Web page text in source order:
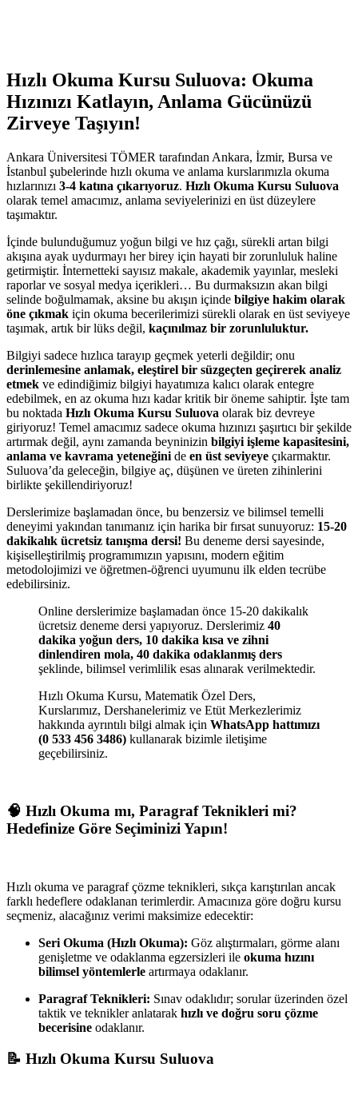
Hızlı Okuma Kursu Suluova: Okuma
Hızınızı Katlayın, Anlama Gücünüzü
Zirveye Taşıyın!
Ankara Üniversitesi TÖMER tarafından Ankara, İzmir, Bursa ve
İstanbul şubelerinde hızlı okuma ve anlama kurslarımızla okuma
hızlarınızı 3-4 katına çıkarıyoruz. Hızlı Okuma Kursu Suluova
olarak temel amacımız, anlama seviyelerinizi en üst düzeylere
taşımaktır.
İçinde bulunduğumuz yoğun bilgi ve hız çağı, sürekli artan bilgi
akışına ayak uydurmayı her birey için hayati bir zorunluluk haline
getirmiştir. İnternetteki sayısız makale, akademik yayınlar, mesleki
raporlar ve sosyal medya içerikleri… Bu durmaksızın akan bilgi
selinde boğulmamak, aksine bu akışın içinde bilgiye hakim olarak
öne çıkmak için okuma becerilerimizi sürekli olarak en üst seviyeye
taşımak, artık bir lüks değil, kaçınılmaz bir zorunluluktur.
Bilgiyi sadece hızlıca tarayıp geçmek yeterli değildir; onu
derinlemesine anlamak, eleştirel bir süzgeçten geçirerek analiz
etmek ve edindiğimiz bilgiyi hayatımıza kalıcı olarak entegre
edebilmek, en az okuma hızı kadar kritik bir öneme sahiptir. İşte tam
bu noktada Hızlı Okuma Kursu Suluova olarak biz devreye
giriyoruz! Temel amacımız sadece okuma hızınızı şaşırtıcı bir şekilde
artırmak değil, aynı zamanda beyninizin bilgiyi işleme kapasitesini,
anlama ve kavrama yeteneğini de en üst seviyeye çıkarmaktır.
Suluova’da geleceğin, bilgiye aç, düşünen ve üreten zihinlerini
birlikte şekillendiriyoruz!
Derslerimize başlamadan önce, bu benzersiz ve bilimsel temelli
deneyimi yakından tanımanız için harika bir fırsat sunuyoruz: 15-20
dakikalık ücretsiz tanışma dersi! Bu deneme dersi sayesinde,
kişiselleştirilmiş programımızın yapısını, modern eğitim
metodolojimizi ve öğretmen-öğrenci uyumunu ilk elden tecrübe
edebilirsiniz.
Online derslerimize başlamadan önce 15-20 dakikalık
ücretsiz deneme dersi yapıyoruz. Derslerimiz 40
dakika yoğun ders, 10 dakika kısa ve zihni
dinlendiren mola, 40 dakika odaklanmış ders
şeklinde, bilimsel verimlilik esas alınarak verilmektedir.
Hızlı Okuma Kursu, Matematik Özel Ders,
Kurslarımız, Dershanelerimiz ve Etüt Merkezlerimiz
hakkında ayrıntılı bilgi almak için WhatsApp hattımızı
(0 533 456 3486) kullanarak bizimle iletişime
geçebilirsiniz.
🧠 Hızlı Okuma mı, Paragraf Teknikleri mi?
Hedefinize Göre Seçiminizi Yapın!
Hızlı okuma ve paragraf çözme teknikleri, sıkça karıştırılan ancak
farklı hedeflere odaklanan terimlerdir. Amacınıza göre doğru kursu
seçmeniz, alacağınız verimi maksimize edecektir:
Seri Okuma (Hızlı Okuma): Göz alıştırmaları, görme alanı
genişletme ve odaklanma egzersizleri ile okuma hızını
bilimsel yöntemlerle artırmaya odaklanır.
Paragraf Teknikleri: Sınav odaklıdır; sorular üzerinden özel
taktik ve teknikler anlatarak hızlı ve doğru soru çözme
becerisine odaklanır.
📝 Hızlı Okuma Kursu Suluova